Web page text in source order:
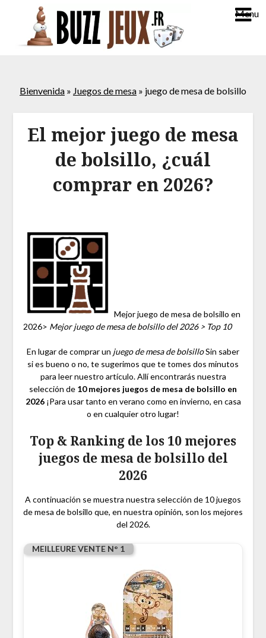
Menu
Bienvenida » Juegos de mesa » juego de mesa de bolsillo
El mejor juego de mesa
de bolsillo, ¿cuál
comprar en 2026?
Mejor juego de mesa de bolsillo en
2026> Mejor juego de mesa de bolsillo del 2026 > Top 10
En lugar de comprar un juego de mesa de bolsilloSin saber
si es bueno o no, te sugerimos que te tomes dos minutos
para leer nuestro artículo. Allí encontrarás nuestra
selección de 10 mejores juegos de mesa de bolsillo en
2026¡Para usar tanto en verano como en invierno, en casa
o en cualquier otro lugar!
Top & Ranking de los 10 mejores
juegos de mesa de bolsillo del
2026
A continuación se muestra nuestra selección de 10 juegos
de mesa de bolsillo que, en nuestra opinión, son los mejores
del 2026.
MEILLEURE VENTE N° 1